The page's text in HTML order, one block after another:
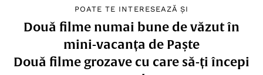
POATE TE INTERESEAZĂ ȘI
Două filme numai bune de văzut în
mini-vacanța de Paște
Două filme grozave cu care să-ți începi